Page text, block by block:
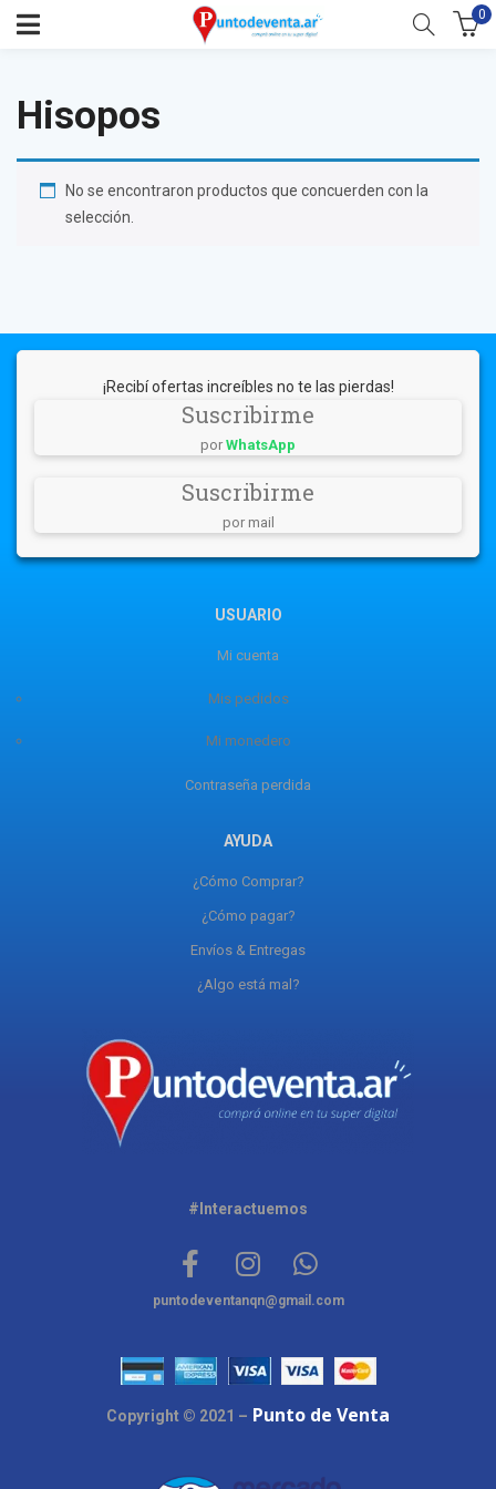
0
Hisopos
No se encontraron productos que concuerden con la
selección.
¡Recibí ofertas increíbles no te las pierdas!
Suscribirme
por WhatsApp
Suscribirme
por mail
USUARIO
Mi cuenta
Mis pedidos
Mi monedero
Contraseña perdida
AYUDA
¿Cómo Comprar?
¿Cómo pagar?
Envíos & Entregas
¿Algo está mal?
#Interactuemos
puntodeventanqn@gmail.com
Copyright © 2021 – Punto de Venta